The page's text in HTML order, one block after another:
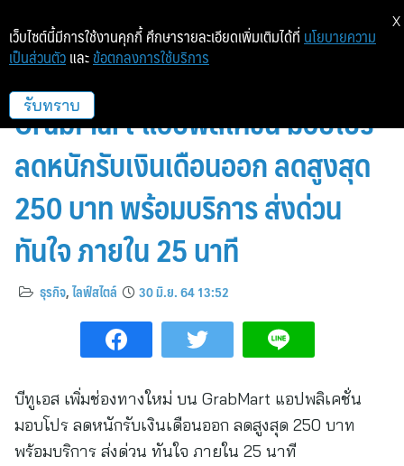
บีทูเอส เพิ่มช่องทางใหม่ บน
GrabMart แอปพลิเคชั่น มอบโปร
ลดหนักรับเงินเดือนออก ลดสูงสุด
250 บาท พร้อมบริการ ส่งด่วน
ทันใจ ภายใน 25 นาที
ธุรกิจ,ไลฟ์สไตล์ 30 มิ.ย. 64 13:52
บีทูเอส เพิ่มช่องทางใหม่ บน GrabMart แอปพลิเคชั่น
มอบโปร ลดหนักรับเงินเดือนออก ลดสูงสุด 250 บาท
พร้อมบริการ ส่งด่วน ทันใจ ภายใน 25 นาที
เว็บไซต์นี้มีการใช้งานคุกกี้ ศึกษารายละเอียดเพิ่มเติมได้ที่ นโยบายความ
เป็นส่วนตัว และ ข้อตกลงการใช้บริการ
รับทราบ
X